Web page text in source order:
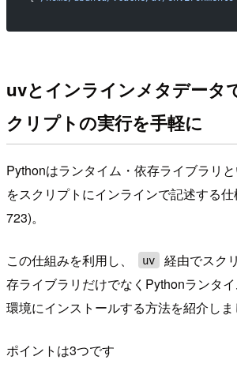
uvとインラインメタデータ
クリプトの実行を手軽に
Pythonはランタイム・依存ライブラリ
をスクリプトにインラインで記述する
723)。
この仕組みを利用し、 uv
経由でスク
存ライブラリだけでなくPythonランタ
環境にインストールする方法を紹介しま
ポイントは3つです